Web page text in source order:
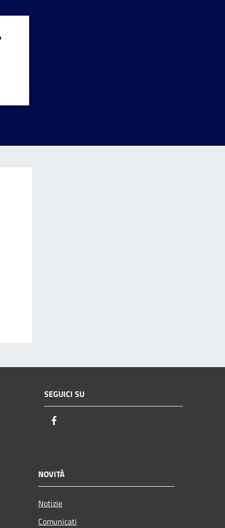
SEGUICI SU
NOVITÀ
Notizie
Comunicati